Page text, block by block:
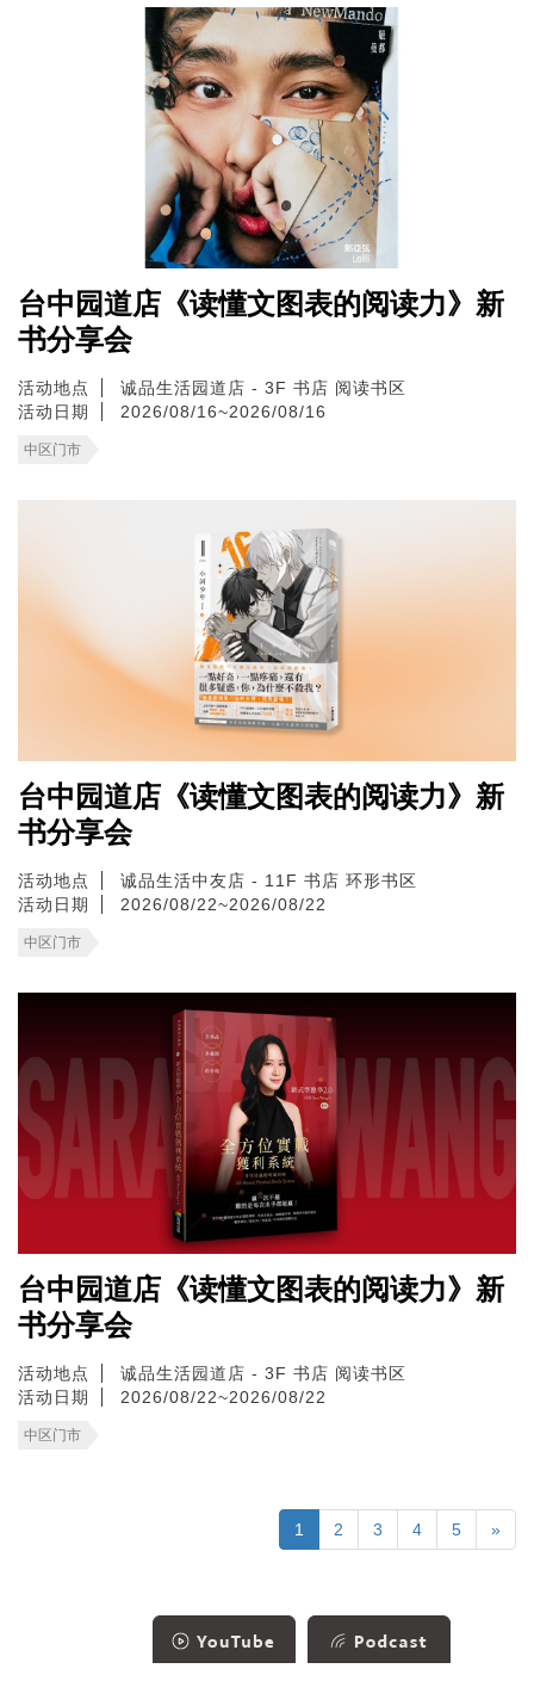
台中园道店《读懂文图表的阅读力》新
书分享会
活动地点
诚品生活园道店 - 3F 书店 阅读书区
活动日期
2026/08/16~2026/08/16
中区门市
台中园道店《读懂文图表的阅读力》新
书分享会
活动地点
诚品生活中友店 - 11F 书店 环形书区
活动日期
2026/08/22~2026/08/22
中区门市
台中园道店《读懂文图表的阅读力》新
书分享会
活动地点
诚品生活园道店 - 3F 书店 阅读书区
活动日期
2026/08/22~2026/08/22
中区门市
1 2 3 4 5 »